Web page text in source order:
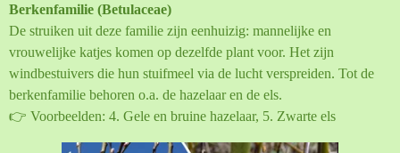
Berkenfamilie (Betulaceae)
De struiken uit deze familie zijn eenhuizig: mannelijke en
vrouwelijke katjes komen op dezelfde plant voor. Het zijn
windbestuivers die hun stuifmeel via de lucht verspreiden. Tot de
berkenfamilie behoren o.a. de hazelaar en de els.
👉 Voorbeelden: 4. Gele en bruine hazelaar, 5. Zwarte els